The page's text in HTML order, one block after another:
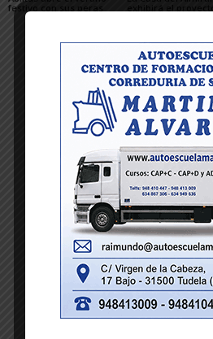
festivo con sus peras
exhibirá el proyecto